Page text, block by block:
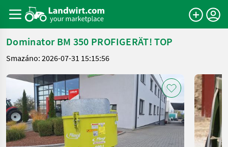
Dominator BM 350 PROFIGERÄT! TOP
Smazáno: 2026-07-31 15:15:56